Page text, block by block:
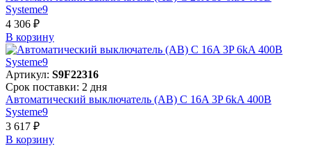
Systeme9
4 306 ₽
В корзинy
Артикул: S9F22316
Срок поставки: 2 дня
Автоматический выключатель (АВ) C 16A 3P 6kA 400В
Systeme9
3 617 ₽
В корзинy